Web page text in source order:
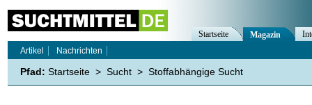
Startseite Magazin
Artikel
Nachrichten
Pfad: Startseite > Sucht > Stoffabhängige Sucht